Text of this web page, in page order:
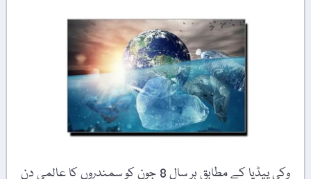
وکی پیڈیا کے مطابق ہر سال 8 جون کو سمندروں کا عالمی دن